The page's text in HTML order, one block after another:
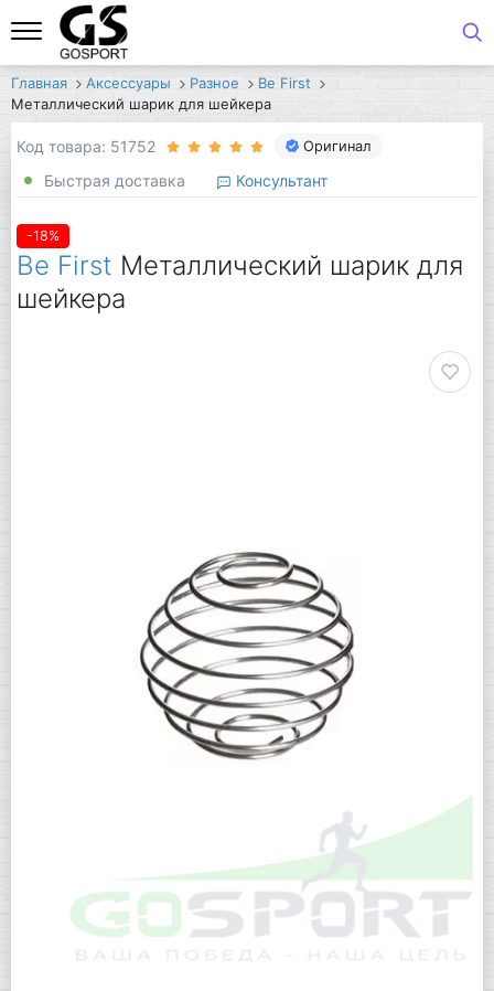
Главная Аксессуары Разное
Be First
Металлический шарик для шейкера
Код товара: 51752 Оригинал
Быстрая доставка Консультант
-18%
Be First Металлический шарик для
шейкера